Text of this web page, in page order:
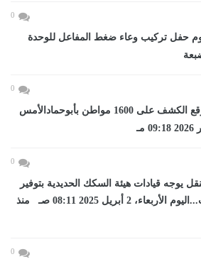
0
حفل تركيب وعاء ضغط المفاعل للوحدة
0
صحة الشرقية توقع الكشف على 1600 مواطن بأبوحمادالأمس
0
يوجه قيادات هيئة السكك الحديدية بتوفير
أماكن في رحلات...اليوم الأربعاء، 2 أبريل 2025 08:11 صـ منذ
0